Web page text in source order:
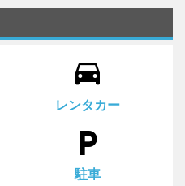
drive_eta
レンタカー
local_parking
駐車